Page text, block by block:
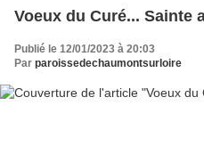
Voeux du Curé... Sainte
Publié le 12/01/2023 à 20:03
Par paroissedechaumontsurloire